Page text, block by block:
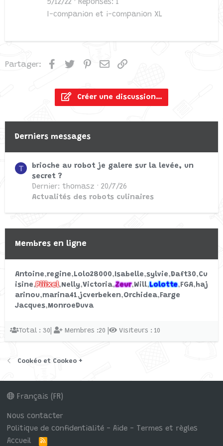
5/12/22
Réponses: 1
I-companion et i-companion XL
Partager: FacebookTwitterPinterest
Email
Créer une discussion…
Derniers messages
T
brioche au robot je galere sur la levée, un
secret ?
Dernier: thomasz
20/7/26
Actualités des robots culinaires
Membres en ligne
Antoine regine Lolo28000 Isabelle sylvie Daft30 Cu
isine Piiixel Nelly Victoria Zeur Will Lolotte FGA haj
arinou marina41 jcverbeken Orchidea Farge
Jacques MonroeDuva
Total : 30| Membres :20 | Visiteurs : 10
Cookéo et Cookeo +
Français (FR)
Nous contacter
Politique de confidentialité - Aide - Termes et règles
Accueil
R